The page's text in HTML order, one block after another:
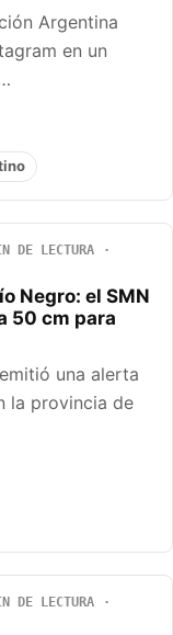
Argentina
en un
DE LECTURA
Negro: el SMN
50 cm para
una alerta
la provincia de
DE LECTURA